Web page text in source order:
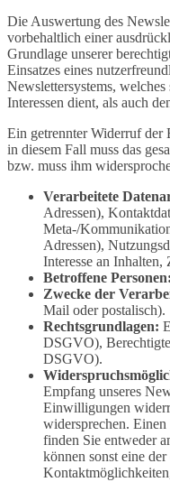
Die Auswertung des
vorbehaltlich einer
Grundlage unserer
Einsatzes eines
Newslettersystems,
Interessen dient, als auch
Ein getrennter Widerruf der
in diesem Fall muss das
bzw. muss ihm
Verarbeitete
Adressen),
Meta-/
Adressen),
Interesse an Inhalten,
Betroffene Personen:
Zwecke der
Mail oder postalisch).
Rechtsgrundlagen:
DSGVO),
DSGVO).
Empfang unseres
Einwilligungen
widersprechen.
finden Sie entweder
können sonst eine der